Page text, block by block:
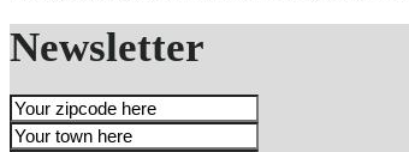
Newsletter